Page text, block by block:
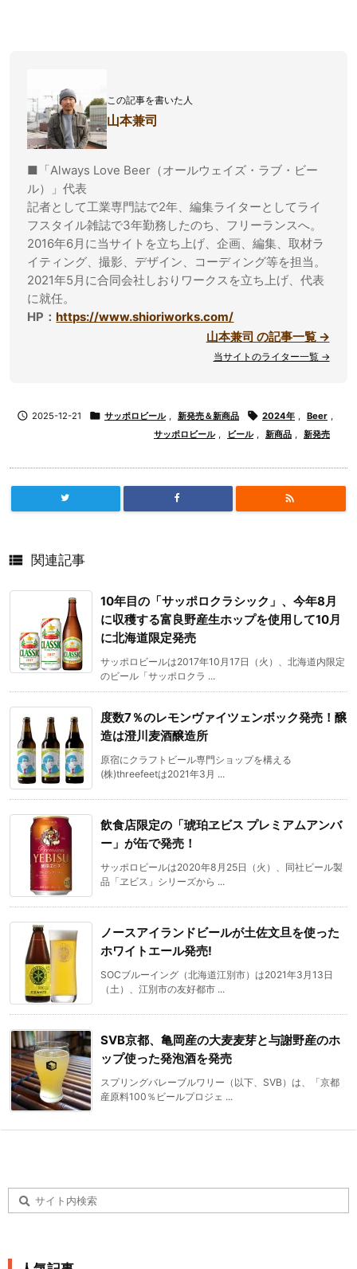
この記事を書いた人
山本兼司
■「Always Love Beer（オールウェイズ・ラブ・ビー
ル）」代表
記者として工業専門誌で2年、編集ライターとしてライ
フスタイル雑誌で3年勤務したのち、フリーランスへ。
2016年6月に当サイトを立ち上げ、企画、編集、取材ラ
イティング、撮影、デザイン、コーディング等を担当。
2021年5月に合同会社しおりワークスを立ち上げ、代表
に就任。
HP：https://www.shioriworks.com/
山本兼司 の記事一覧 →
当サイトのライター一覧 →
 2025-12-21  サッポロビール , 新発売＆新商品  2024年 , Beer ,
サッポロビール , ビール , 新商品 , 新発売

 関連記事
10年目の「サッポロクラシック」、今年8月
に収穫する富良野産生ホップを使用して10月
に北海道限定発売
サッポロビールは2017年10月17日（火）、北海道内限定
のビール「サッポロクラ ...
度数7％のレモンヴァイツェンボック発売！醸
造は澄川麦酒醸造所
原宿にクラフトビール専門ショップを構える
(株)threefeetは2021年3月 ...
飲食店限定の「琥珀ヱビス プレミアムアンバ
ー」が缶で発売！
サッポロビールは2020年8月25日（火）、同社ビール製
品「ヱビス」シリーズから ...
ノースアイランドビールが土佐文旦を使った
ホワイトエール発売!
SOCブルーイング（北海道江別市）は2021年3月13日
（土）、江別市の友好都市 ...
SVB京都、亀岡産の大麦麦芽と与謝野産のホ
ップ使った発泡酒を発売
スプリングバレーブルワリー（以下、SVB）は、「京都
産原料100％ビールプロジェ ...